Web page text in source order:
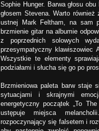
Sophie Hunger. Barwa głosu
głosem Stevena. Warto
ustnej Mark Feltham, na sam
brzmienie gitar na albumie
z poprzednich solowych
przesympatyczny klawiszowiec
Wszystkie te elementy
podziałami i słucha się go po
Brzmieniowa paleta barw staje
sytuacjami i skrajnymi
energetyczny początek „To
ustępuje miejsca
rozpoczynający się falsetem i